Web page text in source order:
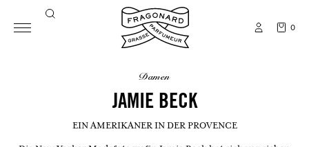
0
damen
JAMIE BECK
EIN AMERIKANER IN DER PROVENCE